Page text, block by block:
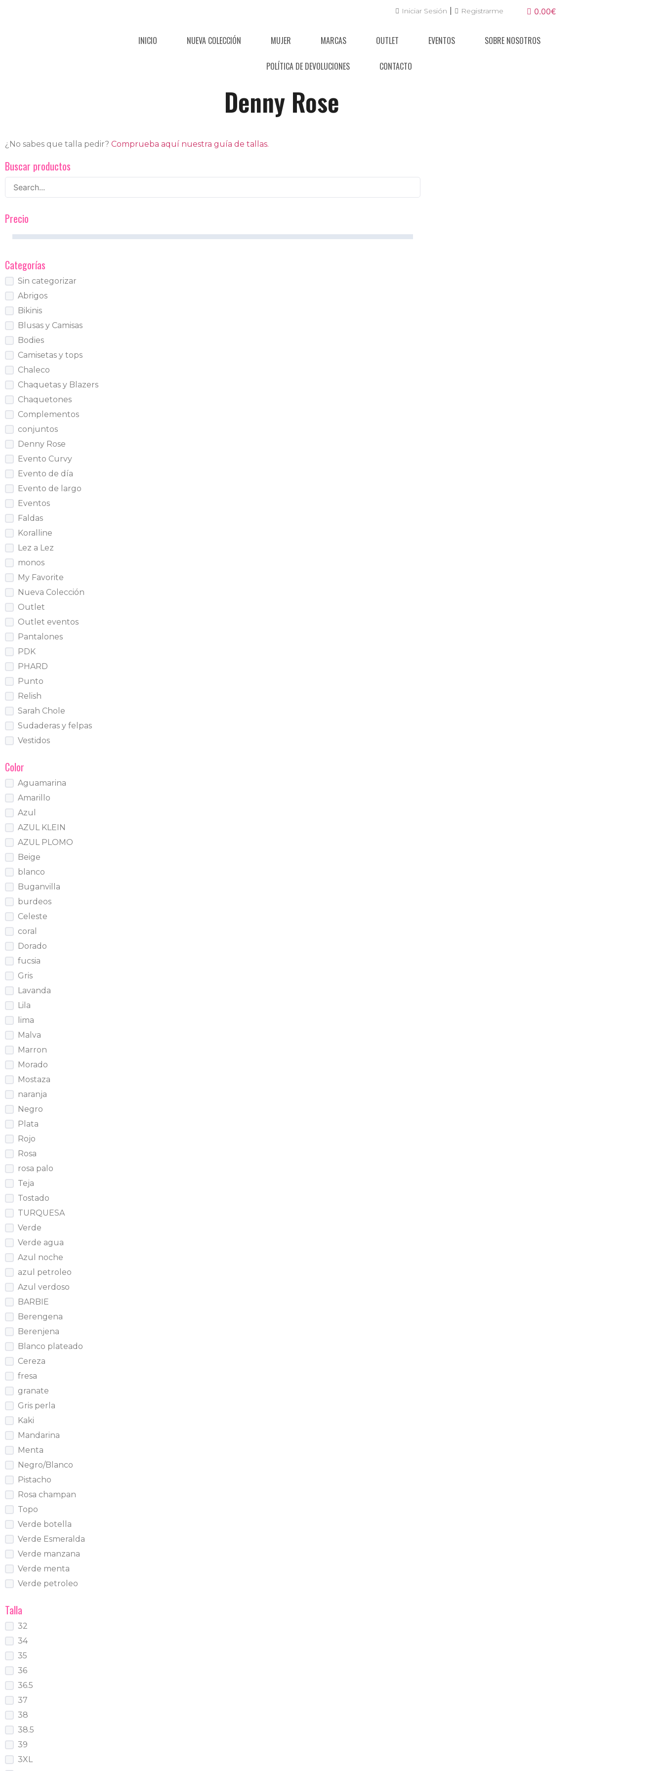
Iniciar Sesión Registrarme 0.00€
INICIO NUEVA COLECCIÓN MUJER MARCAS OUTLET EVENTOS SOBRE NOSOTROS
POLÍTICA DE DEVOLUCIONES CONTACTO
Denny Rose
¿No sabes que talla pedir? Comprueba aquí nuestra guía de tallas.
Buscar productos
Precio
Categorías
Sin categorizar
Abrigos
Bikinis
Blusas y Camisas
Bodies
Camisetas y tops
Chaleco
Chaquetas y Blazers
Chaquetones
Complementos
conjuntos
Denny Rose
Evento Curvy
Evento de día
Evento de largo
Eventos
Faldas
Koralline
Lez a Lez
monos
My Favorite
Nueva Colección
Outlet
Outlet eventos
Pantalones
PDK
PHARD
Punto
Relish
Sarah Chole
Sudaderas y felpas
Vestidos
Color
Aguamarina
Amarillo
Azul
AZUL KLEIN
AZUL PLOMO
Beige
blanco
Buganvilla
burdeos
Celeste
coral
Dorado
fucsia
Gris
Lavanda
Lila
lima
Malva
Marron
Morado
Mostaza
naranja
Negro
Plata
Rojo
Rosa
rosa palo
Teja
Tostado
TURQUESA
Verde
Verde agua
Azul noche
azul petroleo
Azul verdoso
BARBIE
Berengena
Berenjena
Blanco plateado
Cereza
fresa
granate
Gris perla
Kaki
Mandarina
Menta
Negro/Blanco
Pistacho
Rosa champan
Topo
Verde botella
Verde Esmeralda
Verde manzana
Verde menta
Verde petroleo
Talla
32
34
35
36
36.5
37
38
38.5
39
3XL